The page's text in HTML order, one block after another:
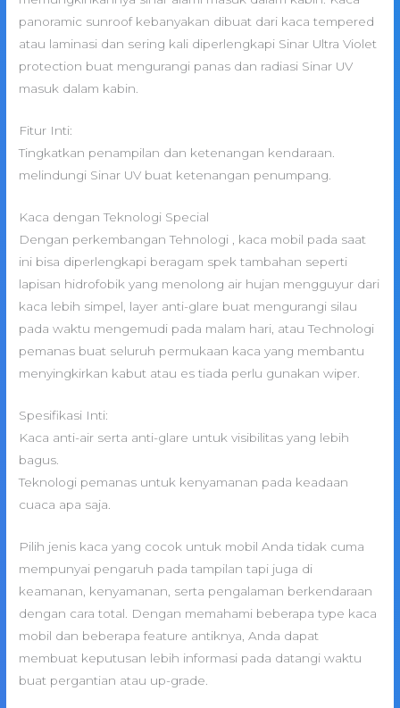
panoramic sunroof kebanyakan dibuat dari kaca tempered
atau laminasi dan sering kali diperlengkapi Sinar Ultra Violet
protection buat mengurangi panas dan radiasi Sinar UV
masuk dalam kabin.
Fitur Inti:
Tingkatkan penampilan dan ketenangan kendaraan.
melindungi Sinar UV buat ketenangan penumpang.
Kaca dengan Teknologi Special
Dengan perkembangan Tehnologi , kaca mobil pada saat
ini bisa diperlengkapi beragam spek tambahan seperti
lapisan hidrofobik yang menolong air hujan mengguyur dari
kaca lebih simpel, layer anti-glare buat mengurangi silau
pada waktu mengemudi pada malam hari, atau Technologi
pemanas buat seluruh permukaan kaca yang membantu
menyingkirkan kabut atau es tiada perlu gunakan wiper.
Spesifikasi Inti:
Kaca anti-air serta anti-glare untuk visibilitas yang lebih
bagus.
Teknologi pemanas untuk kenyamanan pada keadaan
cuaca apa saja.
Pilih jenis kaca yang cocok untuk mobil Anda tidak cuma
mempunyai pengaruh pada tampilan tapi juga di
keamanan, kenyamanan, serta pengalaman berkendaraan
dengan cara total. Dengan memahami beberapa type kaca
mobil dan beberapa feature antiknya, Anda dapat
membuat keputusan lebih informasi pada datangi waktu
buat pergantian atau up-grade.